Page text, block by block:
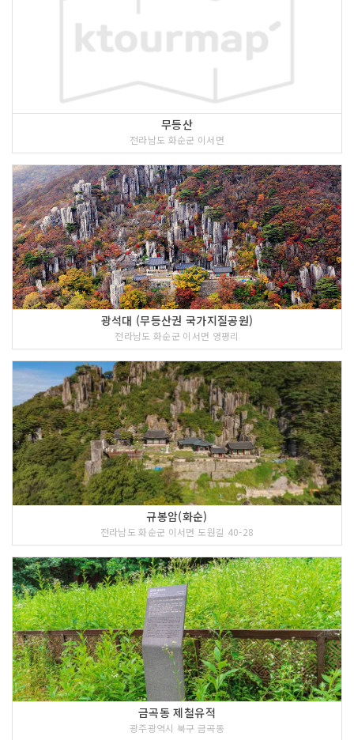
무등산
전라남도 화순군 이서면
광석대 (무등산권 국가지질공원)
전라남도 화순군 이서면 영평리
규봉암(화순)
전라남도 화순군 이서면 도원길 40-28
금곡동 제철유적
광주광역시 북구 금곡동